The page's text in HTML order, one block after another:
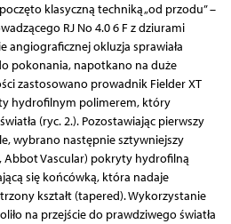
klasyczną techniką „od przodu” –
RJ No 4.0 6 F z dziurami
angiograficznej okluzja sprawiała
pokonania, napotkano na duże
zastosowano prowadnik Fielder XT
hydrofilnym polimerem, który
(ryc. 2.). Pozostawiając pierwszy
wybrano następnie sztywniejszy
Abbot Vascular) pokryty hydrofilną
się końcówką, która nadaje
kształt (tapered). Wykorzystanie
na przejście do prawdziwego światła